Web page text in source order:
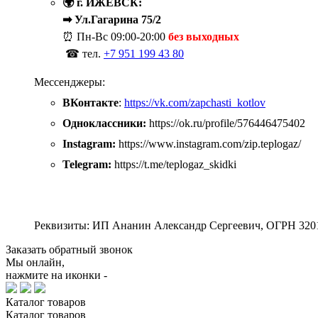
🌍 г. ИЖЕВСК:
➡ Ул.Гагарина 75/2
⏰ Пн-Вс 09:00-20:00 без выходных
☎ тел. +7 951 199 43 80
Мессенджеры:
ВКонтакте: https://vk.com/zapchasti_kotlov
Одноклассники: https://ok.ru/profile/576446475402
Instagram: https://www.instagram.com/zip.teplogaz/
Telegram: https://t.me/teplogaz_skidki
Реквизиты: ИП Ананин Александр Сергеевич, ОГРН
Заказать обратный звонок
Мы онлайн,
нажмите на иконки -
Каталог товаров
Каталог товаров